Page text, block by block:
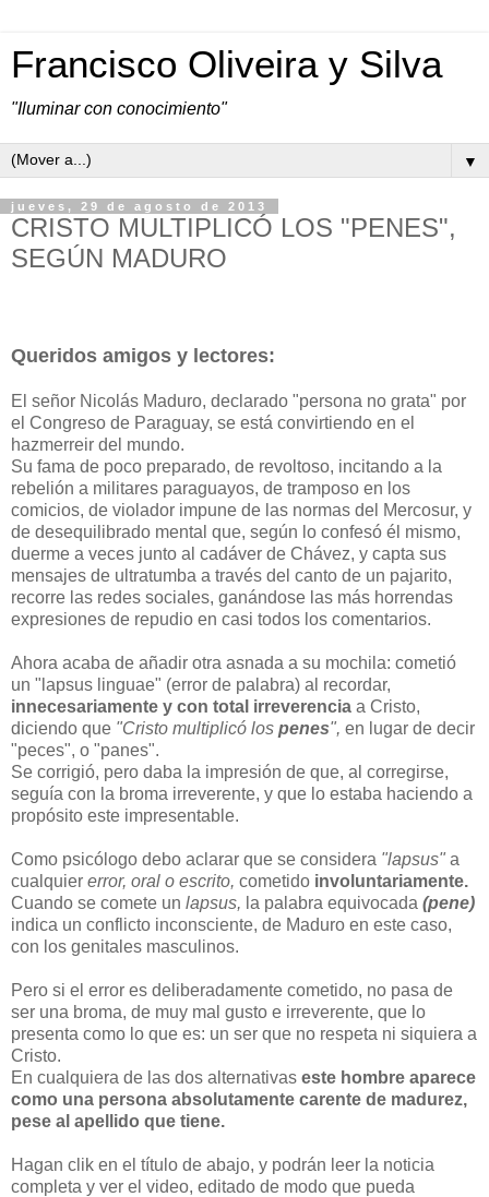
Francisco Oliveira y Silva
"Iluminar con conocimiento"
▼
jueves, 29 de agosto de 2013
CRISTO MULTIPLICÓ LOS "PENES",
SEGÚN MADURO
Queridos amigos y lectores:
El señor Nicolás Maduro, declarado "persona no grata" por
el Congreso de Paraguay, se está convirtiendo en el
hazmerreir del mundo.
Su fama de poco preparado, de revoltoso, incitando a la
rebelión a militares paraguayos, de tramposo en los
comicios, de violador impune de las normas del Mercosur, y
de desequilibrado mental que, según lo confesó él mismo,
duerme a veces junto al cadáver de Chávez, y capta sus
mensajes de ultratumba a través del canto de un pajarito,
recorre las redes sociales, ganándose las más horrendas
expresiones de repudio en casi todos los comentarios.
Ahora acaba de añadir otra asnada a su mochila: cometió
un "lapsus linguae" (error de palabra) al recordar,
innecesariamente y con total irreverencia a Cristo,
diciendo que "Cristo multiplicó los penes", en lugar de decir
"peces", o "panes".
Se corrigió, pero daba la impresión de que, al corregirse,
seguía con la broma irreverente, y que lo estaba haciendo a
propósito este impresentable.
Como psicólogo debo aclarar que se considera "lapsus" a
cualquier error, oral o escrito, cometido involuntariamente.
Cuando se comete un lapsus, la palabra equivocada (pene)
indica un conflicto inconsciente, de Maduro en este caso,
con los genitales masculinos.
Pero si el error es deliberadamente cometido, no pasa de
ser una broma, de muy mal gusto e irreverente, que lo
presenta como lo que es: un ser que no respeta ni siquiera a
Cristo.
En cualquiera de las dos alternativas este hombre aparece
como una persona absolutamente carente de madurez,
pese al apellido que tiene.
Hagan clik en el título de abajo, y podrán leer la noticia
completa y ver el video, editado de modo que pueda